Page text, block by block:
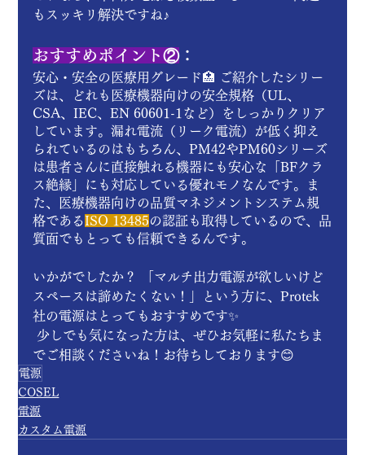
もスッキリ解決ですね♪
おすすめポイント②：
安心・安全の医療用グレード🏥 ご紹介したシリー
ズは、どれも医療機器向けの安全規格（UL、
CSA、IEC、EN 60601-1など）をしっかりクリア
しています。漏れ電流（リーク電流）が低く抑え
られているのはもちろん、PM42やPM60シリーズ
は患者さんに直接触れる機器にも安心な「BFクラ
ス絶縁」にも対応している優れモノなんです。ま
た、医療機器向けの品質マネジメントシステム規
格であるISO 13485の認証も取得しているので、品
質面でもとっても信頼できるんです。
いかがでしたか？ 「マルチ出力電源が欲しいけど
スペースは諦めたくない！」という方に、Protek
社の電源はとってもおすすめです✨
でご相談くださいね！お待ちしております😊
電源
COSEL
電源
カスタム電源